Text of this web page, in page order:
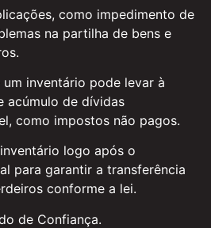
como impedimento de
na partilha de bens e
inventário pode levar à
acúmulo de dívidas
como impostos não pagos.
logo após o
para garantir a transferência
conforme a lei.
de Confiança.